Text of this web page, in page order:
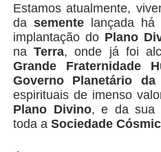
Estamos atualmente,
da sementelançada há
implantação do Plano
naTerra, onde já foi
Grande Fraternidade
Governo Planetário da
espirituais de imenso
Plano Divino, e da sua
toda a Sociedade